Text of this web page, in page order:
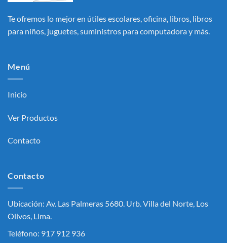
Te ofremos lo mejor en útiles escolares, oficina, libros, libros
para niños, juguetes, suministros para computadora y más.
Menú
Inicio
Ver Productos
Contacto
Contacto
Ubicación: Av. Las Palmeras 5680. Urb. Villa del Norte, Los
Olivos, Lima.
Teléfono: 917 912 936